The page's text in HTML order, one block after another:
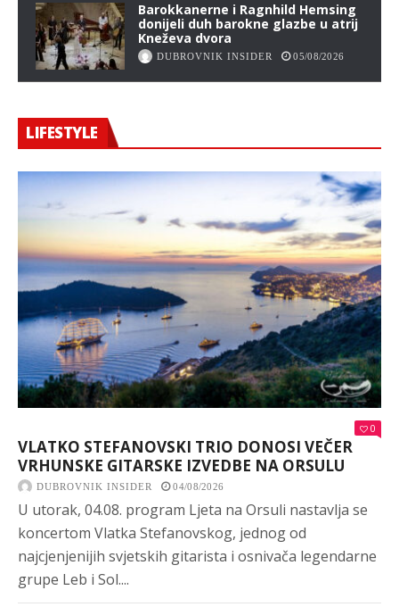
Barokkanerne i Ragnhild Hemsing
donijeli duh barokne glazbe u atrij
Kneževa dvora
DUBROVNIK INSIDER 05/08/2026
LIFESTYLE
0
VLATKO STEFANOVSKI TRIO DONOSI VEČER
VRHUNSKE GITARSKE IZVEDBE NA ORSULU
DUBROVNIK INSIDER 04/08/2026
U utorak, 04.08. program Ljeta na Orsuli nastavlja se
koncertom Vlatka Stefanovskog, jednog od
najcjenjenijih svjetskih gitarista i osnivača legendarne
grupe Leb i Sol....